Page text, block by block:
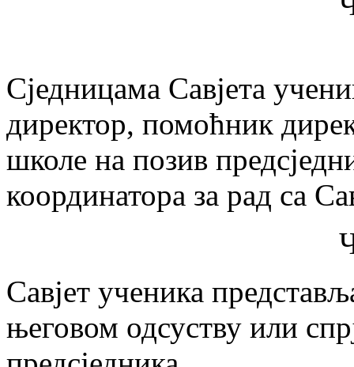
Сједницама Савјета
директор, помоћник
школе на позив
координатора за рад са
Савјет ученика
његовом одсуству или